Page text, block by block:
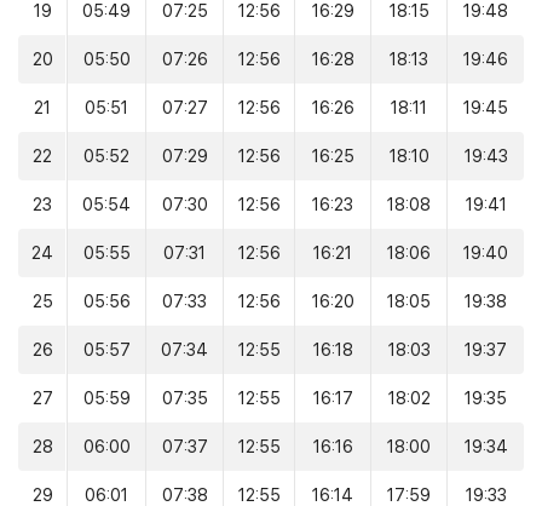
19 05:49 07:25 12:56 16:29 18:15 19:48
20 05:50 07:26 12:56 16:28 18:13 19:46
21 05:51 07:27 12:56 16:26 18:11 19:45
22 05:52 07:29 12:56 16:25 18:10 19:43
23 05:54 07:30 12:56 16:23 18:08 19:41
24 05:55 07:31 12:56 16:21 18:06 19:40
25 05:56 07:33 12:56 16:20 18:05 19:38
26 05:57 07:34 12:55 16:18 18:03 19:37
27 05:59 07:35 12:55 16:17 18:02 19:35
28 06:00 07:37 12:55 16:16 18:00 19:34
29 06:01 07:38 12:55 16:14 17:59 19:33